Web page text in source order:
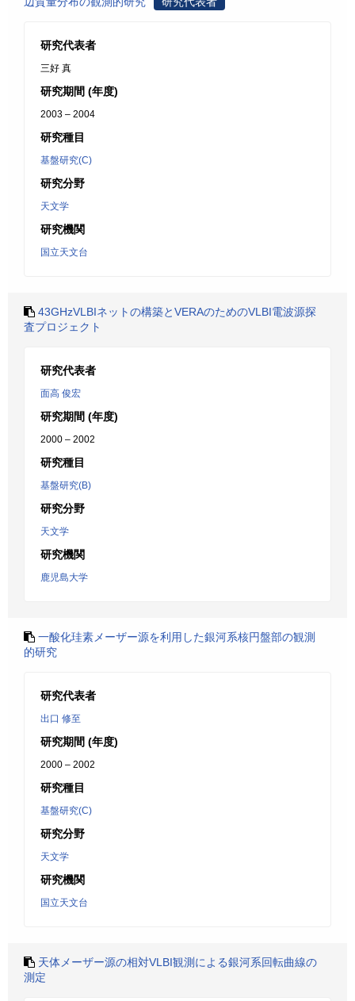
研究代表者
三好 真
研究期間 (年度)
2003 – 2004
研究種目
基盤研究(C)
研究分野
天文学
研究機関
国立天文台
43GHzVLBIネットの構築とVERAのためのVLBI電波源探
査プロジェクト
研究代表者
面高 俊宏
研究期間 (年度)
2000 – 2002
研究種目
基盤研究(B)
研究分野
天文学
研究機関
鹿児島大学
一酸化珪素メーザー源を利用した銀河系核円盤部の観測
的研究
研究代表者
出口 修至
研究期間 (年度)
2000 – 2002
研究種目
基盤研究(C)
研究分野
天文学
研究機関
国立天文台
天体メーザー源の相対VLBI観測による銀河系回転曲線の
測定